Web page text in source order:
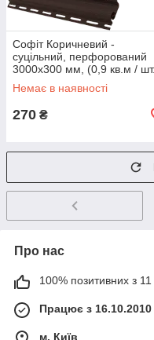
Софіт Коричневий -
суцільний, перфорований
3000х300 мм, (0,9 кв.м /
"Ю-ПЛАСТ".
Немає в наявності
270 ₴
Про нас
100% позитивних з 11
Працює з 16.10.2010
м. Київ